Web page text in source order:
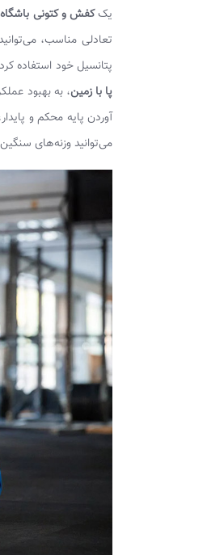
یککفش و کتونی
تعادلی مناسب،
پتانسیل خود استفاده
پا با زمین، به بهبود
آوردن پایه محکم و
می‌توانید وزنه‌های